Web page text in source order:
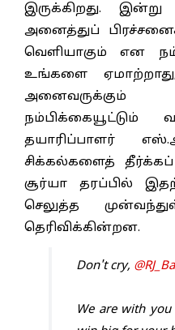
இருக்கிறது.
அனைத்துப்
வெளியாகும் என
உங்களை
அனைவருக்கும்
நம்பிக்கையூட்டும்
தயாரிப்பாளர்
சிக்கல்களைத் தீர்க்கப்
சூர்யா தரப்பில்
செலுத்த
தெரிவிக்கின்றன.
Don't cry,
We are with